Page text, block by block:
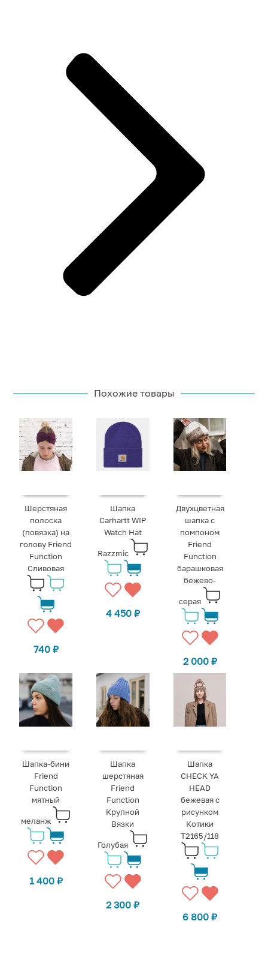
Похожие товары
Шерстяная
полоска
(повязка) на
голову Friend
Function
Сливовая
740 ₽
Шапка
Carhartt WIP
Watch Hat
Razzmic
4 450 ₽
Двухцветная
шапка с
помпоном
Friend
Function
барашковая
бежево-
серая
2 000 ₽
Шапка-бини
Friend
Function
мятный
меланж
1 400 ₽
Шапка
шерстяная
Friend
Function
Крупной
Вязки
Голубая
2 300₽
Шапка
CHECK YA
HEAD
бежевая с
рисунком
Котики
Т2165/118
6 800₽